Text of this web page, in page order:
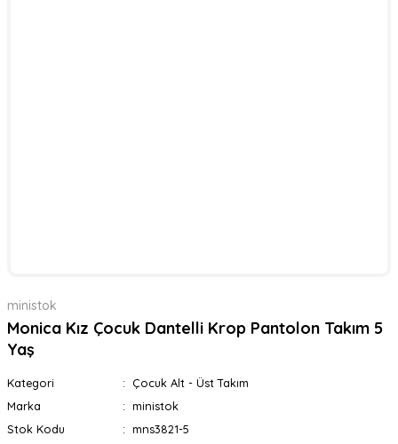
ministok
Monica Kız Çocuk Dantelli Krop Pantolon Takım 5
Yaş
Kategori
Çocuk Alt - Üst Takım
Marka
ministok
Stok Kodu
mns3821-5